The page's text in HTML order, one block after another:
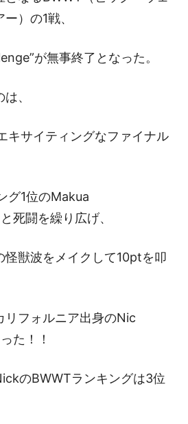
）の1戦、
が無事終了となった。
、
キサイティングなファイナル
グ1位のMakua
死闘を繰り広げ、
怪獣波をメイクして10ptを叩
リフォルニア出身のNic
た！！
のBWWTランキングは3位